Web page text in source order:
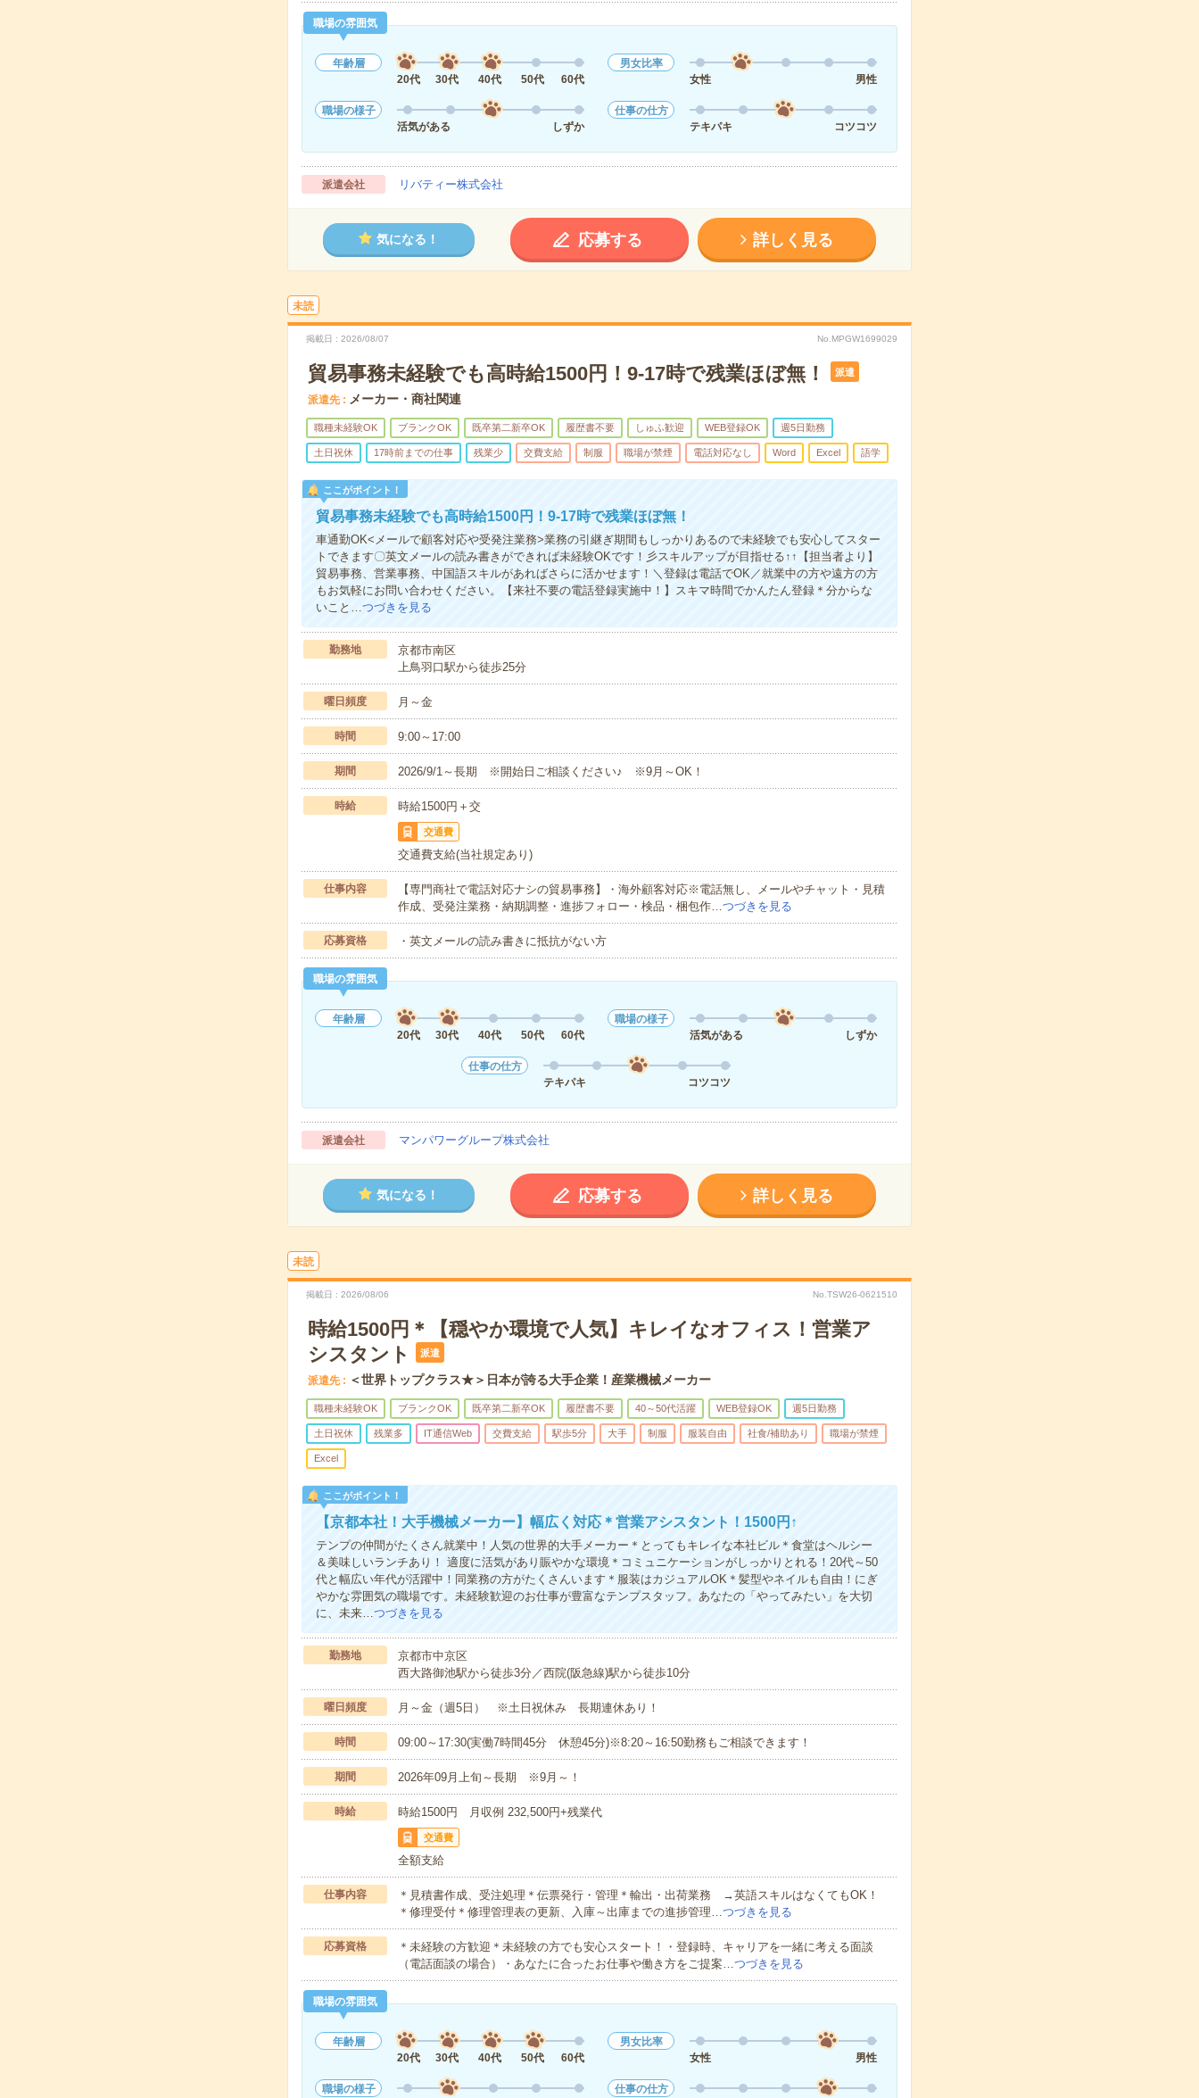
職場の雰囲気
年齢層
20代
30代 40代 50代 60代
男女比率
女性
男性
職場の様子
活気がある
しずか
仕事の仕方
テキパキ
コツコツ
派遣会社 リバティー株式会社
気になる！ 応募する 詳しく見る
未読
掲載日 2026/08/07 No.MPGW1699029
貿易事務未経験でも高時給1500円！9-17時で残業ほぼ無！ 派遣
派遣先 メーカー・商社関連
職種未経験OK ブランクOK 既卒第二新卒OK 履歴書不要 しゅふ歓迎 WEB登録OK 週5日勤務
土日祝休 17時前までの仕事 残業少 交費支給 制服 職場が禁煙 電話対応なし Word Excel 語学
ここがポイント！
貿易事務未経験でも高時給1500円！9-17時で残業ほぼ無！
車通勤OK<メールで顧客対応や受発注業務>業務の引継ぎ期間もしっかりあるので未経験でも安心してスター
トできます〇英文メールの読み書きができれば未経験OKです！彡スキルアップが目指せる↑↑【担当者より】
貿易事務、営業事務、中国語スキルがあればさらに活かせます！＼登録は電話でOK／就業中の方や遠方の方
もお気軽にお問い合わせください。【来社不要の電話登録実施中！】スキマ時間でかんたん登録＊分からな
いこと…つづきを見る
勤務地
京都市南区
上鳥羽口駅から徒歩25分
曜日頻度 月～金
時間 9:00～17:00
期間 2026/9/1～長期 ※開始日ご相談ください♪ ※9月～OK！
時給 時給1500円＋交
交通費
交通費支給(当社規定あり)
仕事内容
【専門商社で電話対応ナシの貿易事務】・海外顧客対応※電話無し、メールやチャット・見積
作成、受発注業務・納期調整・進捗フォロー・検品・梱包作…つづきを見る
応募資格 ・英文メールの読み書きに抵抗がない方
職場の雰囲気
年齢層
20代
30代 40代 50代 60代
職場の様子
活気がある
しずか
仕事の仕方
テキパキ
コツコツ
派遣会社 マンパワーグループ株式会社
気になる！ 応募する 詳しく見る
未読
掲載日 2026/08/06 No.TSW26-0621510
時給1500円＊【穏やか環境で人気】キレイなオフィス！営業ア
シスタント
派遣
派遣先 ＜世界トップクラス★＞日本が誇る大手企業！産業機械メーカー
職種未経験OK ブランクOK 既卒第二新卒OK 履歴書不要 40～50代活躍 WEB登録OK 週5日勤務
土日祝休 残業多 IT通信Web 交費支給 駅歩5分 大手 制服 服装自由 社食/補助あり 職場が禁煙
Excel
ここがポイント！
【京都本社！大手機械メーカー】幅広く対応＊営業アシスタント！1500円↑
テンプの仲間がたくさん就業中！人気の世界的大手メーカー＊とってもキレイな本社ビル＊食堂はヘルシー
＆美味しいランチあり！ 適度に活気があり賑やかな環境＊コミュニケーションがしっかりとれる！20代～50
代と幅広い年代が活躍中！同業務の方がたくさんいます＊服装はカジュアルOK＊髪型やネイルも自由！にぎ
やかな雰囲気の職場です。未経験歓迎のお仕事が豊富なテンプスタッフ。あなたの「やってみたい」を大切
に、未来…つづきを見る
勤務地
京都市中京区
西大路御池駅から徒歩3分／西院(阪急線)駅から徒歩10分
曜日頻度 月～金（週5日） ※土日祝休み 長期連休あり！
時間 09:00～17:30(実働7時間45分 休憩45分)※8:20～16:50勤務もご相談できます！
期間 2026年09月上旬～長期 ※9月～！
時給 時給1500円 月収例 232,500円+残業代
交通費
全額支給
仕事内容
＊見積書作成、受注処理＊伝票発行・管理＊輸出・出荷業務 →英語スキルはなくてもOK！
＊修理受付＊修理管理表の更新、入庫～出庫までの進捗管理…つづきを見る
応募資格
＊未経験の方歓迎＊未経験の方でも安心スタート！・登録時、キャリアを一緒に考える面談
（電話面談の場合）・あなたに合ったお仕事や働き方をご提案…つづきを見る
職場の雰囲気
年齢層
20代
30代 40代 50代 60代
男女比率
女性
男性
職場の様子 仕事の仕方